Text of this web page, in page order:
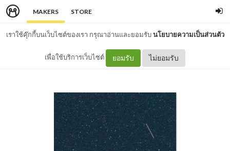
MAKERS STORE
เราใช้คุ๊กกี้บนเว็บไซต์ของเรา กรุณาอ่านและยอมรับนโยบายความเป็นส่วนตัว
เพื่อใช้บริการเว็บไซต์ ยอมรับ ไม่ยอมรับ